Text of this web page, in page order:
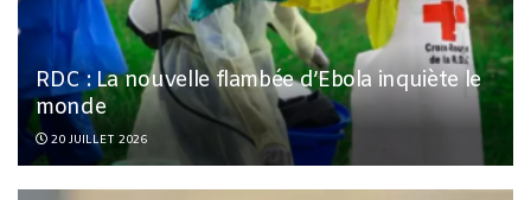
RDC : La nouvelle flambée d’Ebola inquiète le
monde
20 JUILLET 2026